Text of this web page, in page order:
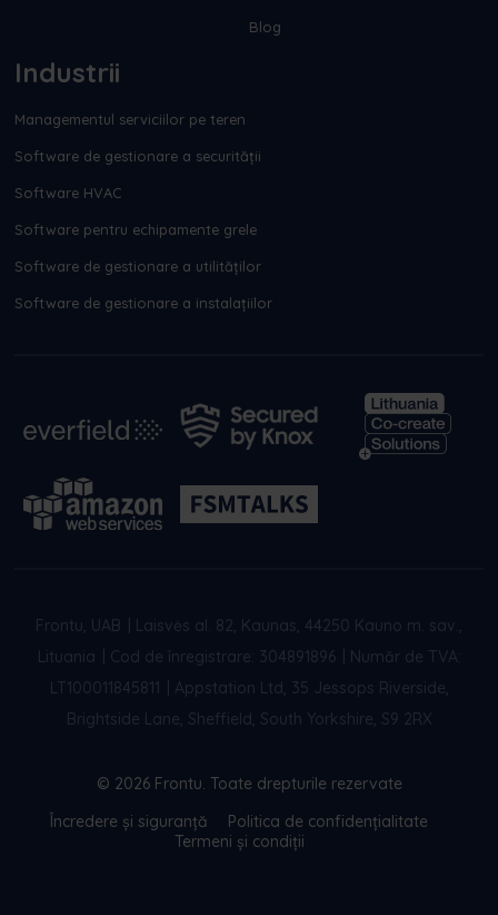
Blog
Industrii
Managementul serviciilor pe teren
Software de gestionare a securității
Software HVAC
Software pentru echipamente grele
Software de gestionare a utilităților
Software de gestionare a instalațiilor
Frontu, UAB
Laisvės al. 82, Kaunas, 44250 Kauno m. sav.,
Lituania
Cod de înregistrare: 304891896
Număr de TVA:
LT100011845811
Appstation Ltd, 35 Jessops Riverside,
Brightside Lane, Sheffield, South Yorkshire, S9 2RX
© 2026 Frontu. Toate drepturile rezervate
Încredere și siguranță
Politica de confidențialitate
Termeni și condiții